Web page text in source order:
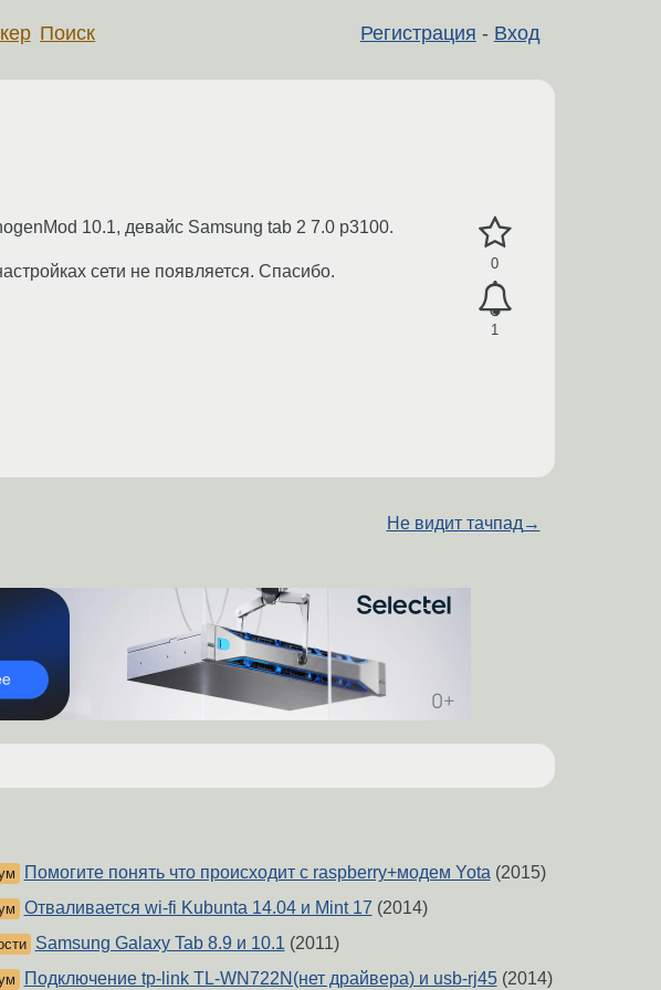
Регистрация - Вход
Поиск
0
1
10.1, девайс Samsung tab 2 7.0 p3100.
сети не появляется. Спасибо.
Не видит тачпад →
Помогите понять что происходит с raspberry+модем Yota(2015)
Отваливается wi-fi Kubunta 14.04 и Mint 17 (2014)
Samsung Galaxy Tab 8.9 и 10.1 (2011)
Подключение tp-link TL-WN722N(нет драйвера) и usb-rj45(2014)